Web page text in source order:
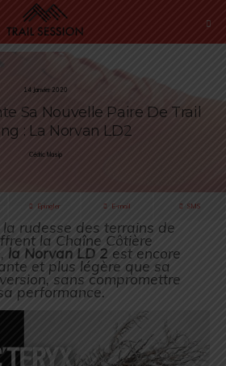
14 Janvier 2020
Sa Nouvelle Paire De Trail
: La Norvan LD2
Cédric Masip
Épingler E-mail SMS
rudesse des terrains de
la Chaîne Côtière
la Norvan LD 2 est encore
et plus légère que sa
sans compromettre
performance.